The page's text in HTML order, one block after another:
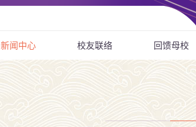
新闻中心 校友联络 回馈母校